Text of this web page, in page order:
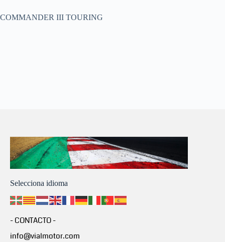
COMMANDER III TOURING
Selecciona idioma
- CONTACTO -
info@vialmotor.com